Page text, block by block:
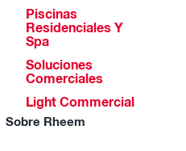
Piscinas
Residenciales Y
Spa
Soluciones
Comerciales
Light Commercial
Sobre Rheem